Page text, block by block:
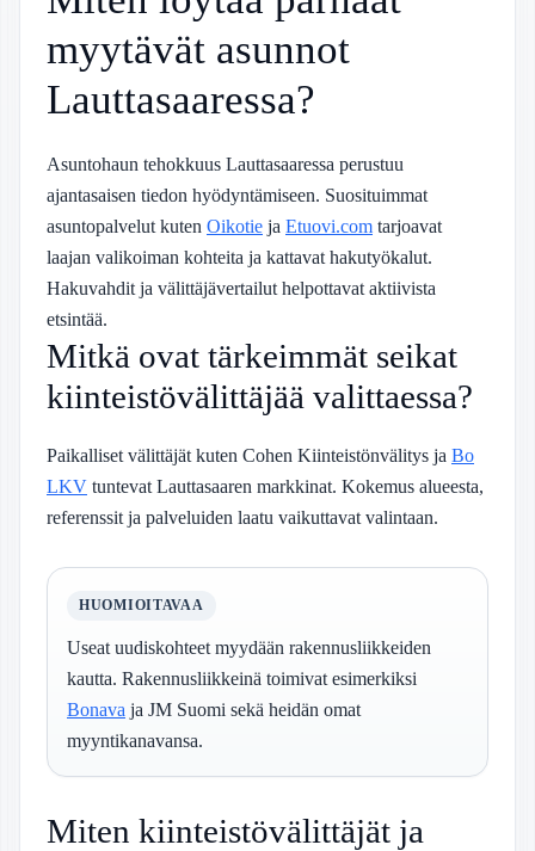
myytävät asunnot
Lauttasaaressa?
Asuntohaun tehokkuus Lauttasaaressa perustuu
ajantasaisen tiedon hyödyntämiseen. Suosituimmat
asuntopalvelut kuten Oikotie ja Etuovi.com tarjoavat
laajan valikoiman kohteita ja kattavat hakutyökalut.
Hakuvahdit ja välittäjävertailut helpottavat aktiivista
etsintää.
Mitkä ovat tärkeimmät seikat
kiinteistövälittäjää valittaessa?
Paikalliset välittäjät kuten Cohen Kiinteistönvälitys ja Bo
LKV tuntevat Lauttasaaren markkinat. Kokemus alueesta,
referenssit ja palveluiden laatu vaikuttavat valintaan.
HUOMIOITAVAA
Useat uudiskohteet myydään rakennusliikkeiden
kautta. Rakennusliikkeinä toimivat esimerkiksi
Bonava ja JM Suomi sekä heidän omat
myyntikanavansa.
Miten kiinteistövälittäjät ja